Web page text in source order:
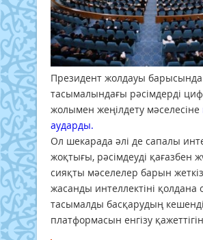
Президент жолдауы
тасымалындағы рәсімдерді
жолымен жеңілдету мәселесіне
аударды.
Ол шекарада әлі де сапалы
жоқтығы, рәсімдеуді қағазбен
сияқты мәселелер барын
жасанды интеллектіні
тасымалды басқарудың
платформасын енгізу